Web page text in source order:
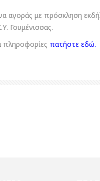
αγοράς με πρόσκληση
Γουμένισσας.
πληροφορίες πατήστε εδώ.